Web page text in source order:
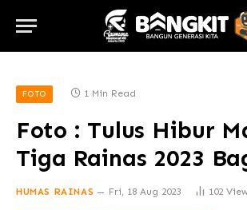
FOTO 1 Min Read
Foto : Tulus Hibur
Tiga Rainas 2023
HUMAS RAINAS Fri, 18 Aug 2023 102